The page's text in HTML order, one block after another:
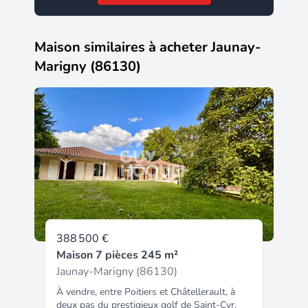
Maison similaires à acheter Jaunay-
Marigny (86130)
388 500 €
Maison 7 pièces 245 m²
Jaunay-Marigny (86130)
À vendre, entre Poitiers et Châtellerault, à
deux pas du prestigieux golf de Saint-Cyr,